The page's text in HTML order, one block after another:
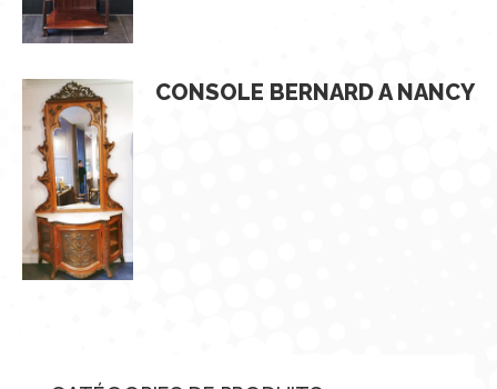
CONSOLE BERNARD A NANCY